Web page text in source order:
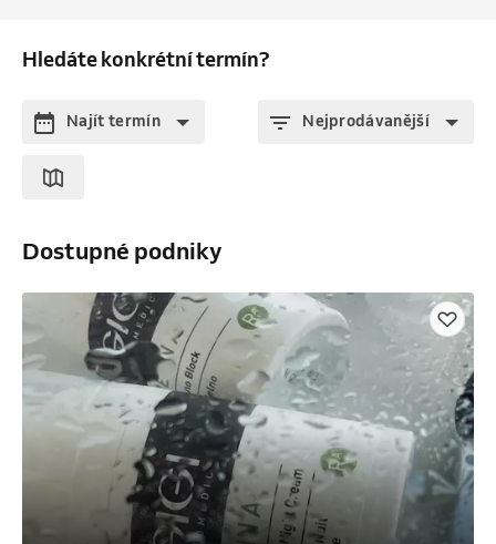
Hledáte konkrétní termín?
Najít termín Nejprodávanější
Dostupné podniky